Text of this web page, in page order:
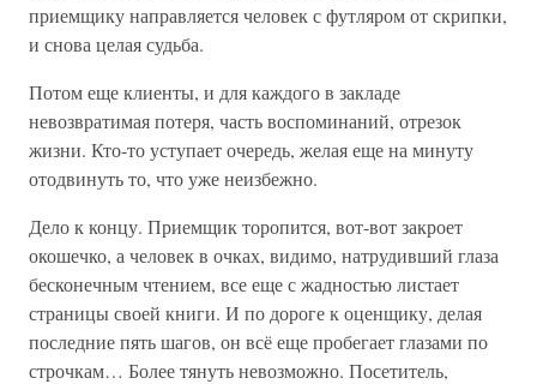
приемщику направляется человек с футляром от скрипки,
и снова целая судьба.
Потом еще клиенты, и для каждого в закладе
невозвратимая потеря, часть воспоминаний, отрезок
жизни. Кто-то уступает очередь, желая еще на минуту
отодвинуть то, что уже неизбежно.
Дело к концу. Приемщик торопится, вот-вот закроет
окошечко, а человек в очках, видимо, натрудивший глаза
бесконечным чтением, все еще с жадностью листает
страницы своей книги. И по дороге к оценщику, делая
последние пять шагов, он всё еще пробегает глазами по
строчкам… Более тянуть невозможно. Посетитель,